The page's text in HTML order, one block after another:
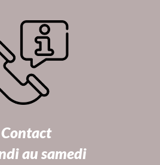
Contact
au samedi